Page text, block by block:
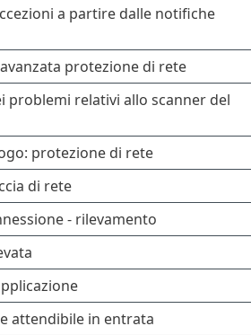
a partire dalle notifiche
protezione di rete
problemi relativi allo scanner del
protezione di rete
di rete
- rilevamento
attendibile in entrata